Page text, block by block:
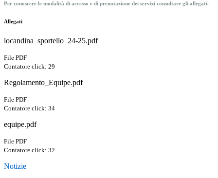
Per conoscere le modalità di accesso e di prenotazione dei servizi consultare gli allegati.
Allegati
locandina_sportello_24-25.pdf
File PDF
Contatore click: 29
Regolamento_Equipe.pdf
File PDF
Contatore click: 34
equipe.pdf
File PDF
Contatore click: 32
Notizie